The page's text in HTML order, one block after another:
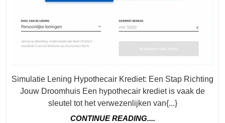
Simulatie Lening Hypothecair Krediet: Een Stap Richting
Jouw Droomhuis Een hypothecair krediet is vaak de
sleutel tot het verwezenlijken van{...}
CONTINUE READING....